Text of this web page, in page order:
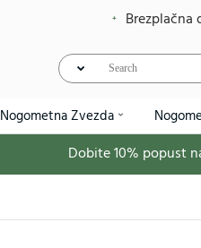
Brezplačna
Nogometna Zvezda
Dobite10% popust